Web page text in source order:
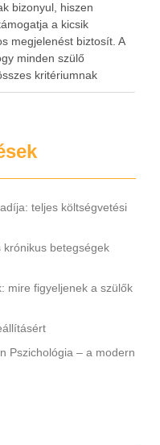
bizonyul, hiszen
a kicsik
megjelenést biztosít. A
minden szülő
kritériumnak
légáteresztő, ami annak
teljes költségvetési
betegségek
mire figyeljenek a szülők
Pszichológia – a modern